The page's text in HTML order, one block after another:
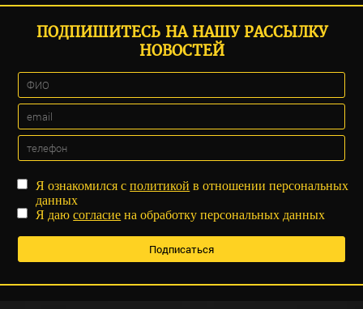
ПОДПИШИТЕСЬ НА НАШУ РАССЫЛКУ
НОВОСТЕЙ
Я ознакомился сполитикой в отношении персональных
данных
Я даюсогласие на обработку персональных данных